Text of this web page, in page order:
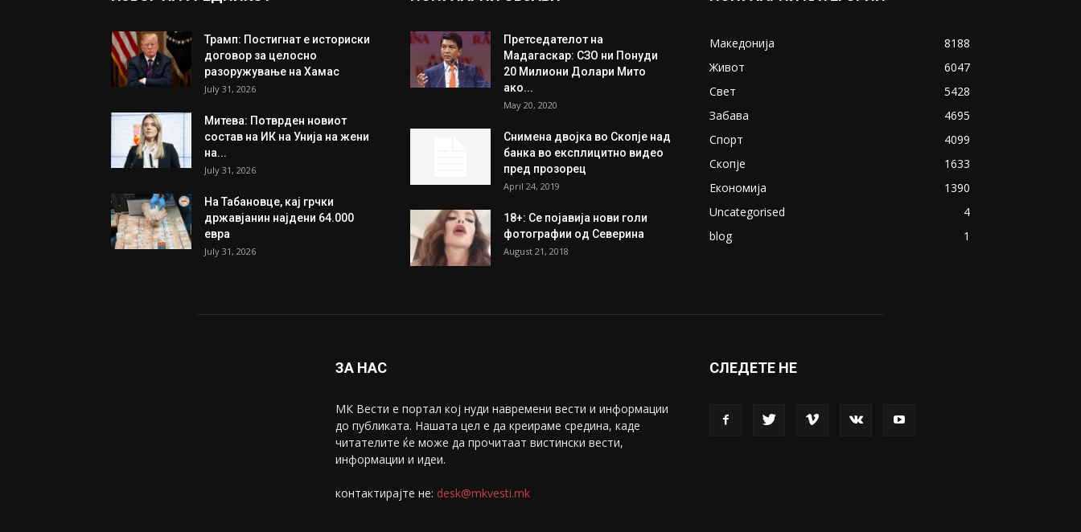
Трамп: Постигнат е историски
договор за целосно
разоружување на Хамас
July 31, 2026
Митева: Потврден новиот
состав на ИК на Унија на жени
на...
July 31, 2026
На Табановце, кај грчки
државјанин најдени 64.000
евра
July 31, 2026
Претседателот на
Мадагаскар: СЗО ни Понуди
20 Милиони Долари Мито
ако...
May 20, 2020
Снимена двојка во Скопје над
банка во експлицитно видео
пред прозорец
April 24, 2019
18+: Се појавија нови голи
фотографии од Северина
August 21, 2018
Македонија
8188
Живот
6047
Свет
5428
Забава
4695
Спорт
4099
Скопје
1633
Економија
1390
Uncategorised
4
blog
1
ЗА НАС
МК Вести е портал коj нуди навремени вести и информации
до публиката. Нашата цел е да креираме средина, каде
читателите ќе може да прочитаат вистински вести,
информации и идеи.
контактирајте не: desk@mkvesti.mk
СЛЕДЕТЕ НЕ